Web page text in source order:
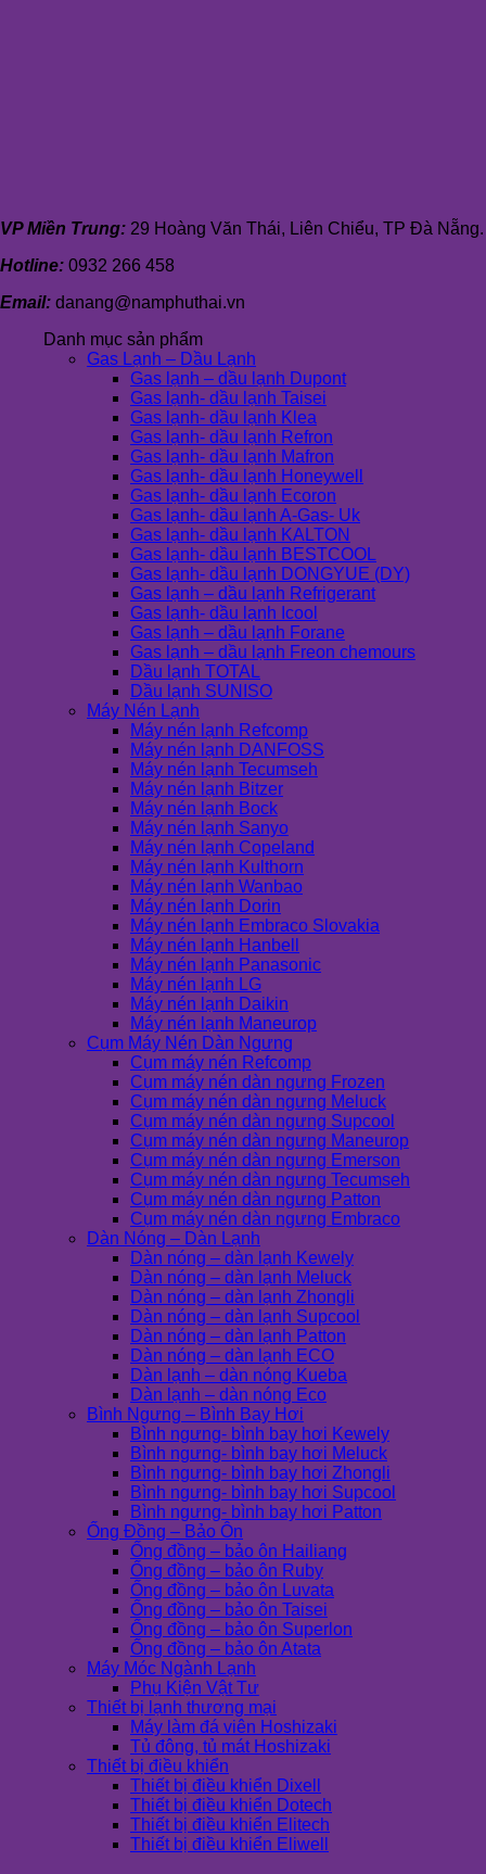
VP Miền Trung: 29 Hoàng Văn Thái, Liên Chiểu, TP Đà Nẵng.
Hotline: 0932 266 458
Email: danang@namphuthai.vn
Danh mục sản phẩm
Gas Lạnh – Dầu Lạnh
Gas lạnh – dầu lạnh Dupont
Gas lạnh- dầu lạnh Taisei
Gas lạnh- dầu lạnh Klea
Gas lạnh- dầu lạnh Refron
Gas lạnh- dầu lạnh Mafron
Gas lạnh- dầu lạnh Honeywell
Gas lạnh- dầu lạnh Ecoron
Gas lạnh- dầu lạnh A-Gas- Uk
Gas lạnh- dầu lạnh KALTON
Gas lạnh- dầu lạnh BESTCOOL
Gas lạnh- dầu lạnh DONGYUE (DY)
Gas lạnh – dầu lạnh Refrigerant
Gas lạnh- dầu lạnh Icool
Gas lạnh – dầu lạnh Forane
Gas lạnh – dầu lạnh Freon chemours
Dầu lạnh TOTAL
Dầu lạnh SUNISO
Máy Nén Lạnh
Máy nén lạnh Refcomp
Máy nén lạnh DANFOSS
Máy nén lạnh Tecumseh
Máy nén lạnh Bitzer
Máy nén lạnh Bock
Máy nén lạnh Sanyo
Máy nén lạnh Copeland
Máy nén lạnh Kulthorn
Máy nén lạnh Wanbao
Máy nén lạnh Dorin
Máy nén lạnh Embraco Slovakia
Máy nén lạnh Hanbell
Máy nén lạnh Panasonic
Máy nén lạnh LG
Máy nén lạnh Daikin
Máy nén lạnh Maneurop
Cụm Máy Nén Dàn Ngưng
Cụm máy nén Refcomp
Cụm máy nén dàn ngưng Frozen
Cụm máy nén dàn ngưng Meluck
Cụm máy nén dàn ngưng Supcool
Cụm máy nén dàn ngưng Maneurop
Cụm máy nén dàn ngưng Emerson
Cụm máy nén dàn ngưng Tecumseh
Cụm máy nén dàn ngưng Patton
Cụm máy nén dàn ngưng Embraco
Dàn Nóng – Dàn Lạnh
Dàn nóng – dàn lạnh Kewely
Dàn nóng – dàn lạnh Meluck
Dàn nóng – dàn lạnh Zhongli
Dàn nóng – dàn lạnh Supcool
Dàn nóng – dàn lạnh Patton
Dàn nóng – dàn lạnh ECO
Dàn lạnh – dàn nóng Kueba
Dàn lạnh – dàn nóng Eco
Bình Ngưng – Bình Bay Hơi
Bình ngưng- bình bay hơi Kewely
Bình ngưng- bình bay hơi Meluck
Bình ngưng- bình bay hơi Zhongli
Bình ngưng- bình bay hơi Supcool
Bình ngưng- bình bay hơi Patton
Ống Đồng – Bảo Ôn
Ống đồng – bảo ôn Hailiang
Ống đồng – bảo ôn Ruby
Ống đồng – bảo ôn Luvata
Ống đồng – bảo ôn Taisei
Ống đồng – bảo ôn Superlon
Ống đồng – bảo ôn Atata
Máy Móc Ngành Lạnh
Phụ Kiện Vật Tư
Thiết bị lạnh thương mại
Máy làm đá viên Hoshizaki
Tủ đông, tủ mát Hoshizaki
Thiết bị điều khiển
Thiết bị điều khiển Dixell
Thiết bị điều khiển Dotech
Thiết bị điều khiển Elitech
Thiết bị điều khiển Eliwell